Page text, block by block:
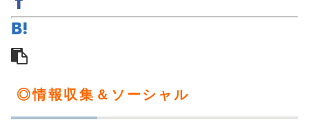
◎情報収集＆ソーシャル